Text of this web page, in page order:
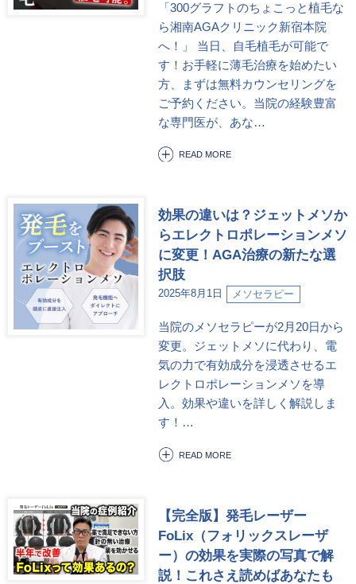
「300グラフトのちょこっと植毛な
ら湘南AGAクリニック新宿本院
へ！」 当日、自毛植毛が可能で
す！お手軽に薄毛治療を始めたい
方、まずは無料カウンセリングを
ご予約ください。当院の経験豊富
な専門医が、あな…
READ MORE
2025年8月1日 メソセラピー
効果の違いは？ジェットメソか
らエレクトロポレーションメソ
に変更！AGA治療の新たな選
択肢
当院のメソセラピーが2月20日から
変更。ジェットメソに代わり、電
気の力で有効成分を浸透させるエ
レクトロポレーションメソを導
入。効果や違いを詳しく解説しま
す！…
READ MORE
【完全版】発毛レーザー
FoLix（フォリックスレーザ
ー）の効果を実際の写真で解
説！これさえ読めばあなたも